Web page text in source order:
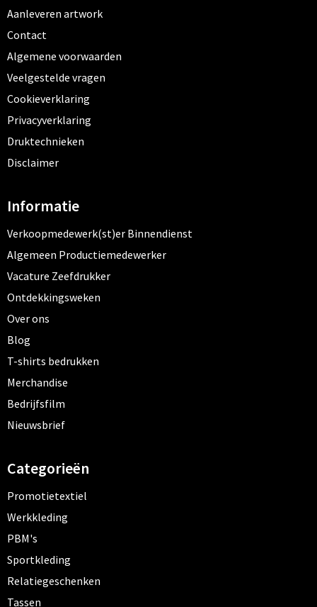
Aanleveren artwork
Contact
Algemene voorwaarden
Veelgestelde vragen
Cookieverklaring
Privacyverklaring
Druktechnieken
Disclaimer
Informatie
Verkoopmedewerk(st)er Binnendienst
Algemeen Productiemedewerker
Vacature Zeefdrukker
Ontdekkingsweken
Over ons
Blog
T-shirts bedrukken
Merchandise
Bedrijfsfilm
Nieuwsbrief
Categorieën
Promotietextiel
Werkkleding
PBM's
Sportkleding
Relatiegeschenken
Tassen